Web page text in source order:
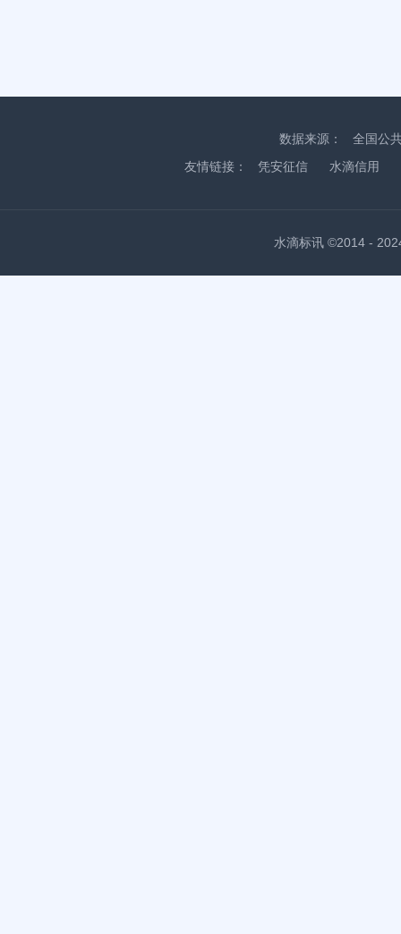
数据来源：
全国公
友情链接：
凭安征信 水滴信用
水滴标讯 ©2014 -